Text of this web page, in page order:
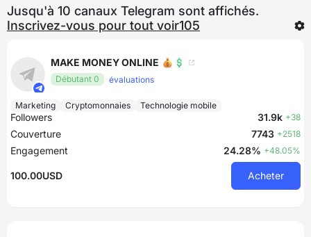
Jusqu'à 10 canaux Telegram sont affichés.
Inscrivez-vous pour tout voir105
MAKE MONEY ONLINE 💰💲
Débutant 0 évaluations
Marketing Cryptomonnaies Technologie mobile
Followers 31.9k +38
Couverture 7743 +2518
Engagement 24.28% +48.05%
100.00USD Acheter